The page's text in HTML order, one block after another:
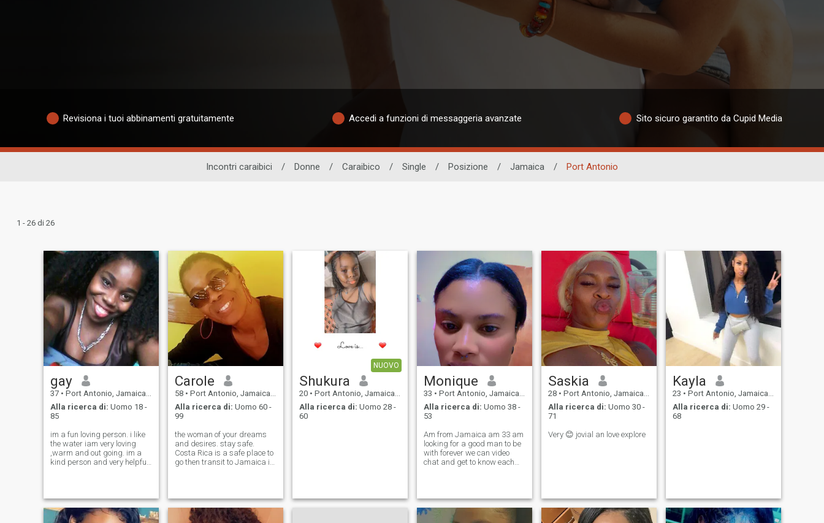
Revisiona i tuoi abbinamenti gratuitamente Accedi a funzioni di messaggeria avanzate Sito sicuro garantito da Cupid Media
Incontri caraibici / Donne / Caraibico / Single / Posizione / Jamaica / Port Antonio
1 - 26 di 26
gay
37 • Port Antonio, Jamaica, Giamaica
Alla ricerca di: Uomo 18 -
85
im a fun loving person. i like
the water iam very loving
,warm and out going. im a
kind person and very helpful.
MEN WHO COME ON SITES
LIKE THESE EXPOSING
THEIR NAKEDN
Carole
58 • Port Antonio, Jamaica, Giamaica
Alla ricerca di: Uomo 60 -
99
the woman of your dreams
and desires. stay safe.
Costa Rica is a safe place to
go then transit to Jamaica if
as well as tropical herbs for
natural healing. I NEVER S
NUOVO
Shukura
20 • Port Antonio, Jamaica, Giamaica
Alla ricerca di: Uomo 28 -
60
Monique
33 • Port Antonio, Jamaica, Giamaica
Alla ricerca di: Uomo 38 -
53
Am from Jamaica am 33 am
looking for a good man to be
with forever we can video
chat and get to know each
Saskia
28 • Port Antonio, Jamaica, Giamaica
Alla ricerca di: Uomo 30 -
71
Very 😊 jovial an love explore
Kayla
23 • Port Antonio, Jamaica, Giamaica
Alla ricerca di: Uomo 29 -
68